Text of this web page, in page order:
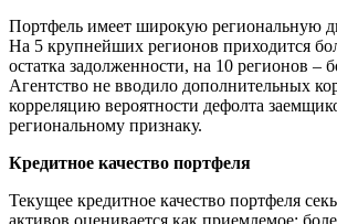
Портфель имеет широкую региональную
На 5 крупнейших регионов приходится
остатка задолженности, на 10 регионов –
Агентство не вводило дополнительных
корреляцию вероятности дефолта
региональному признаку.
Кредитное качество портфеля
Текущее кредитное качество портфеля